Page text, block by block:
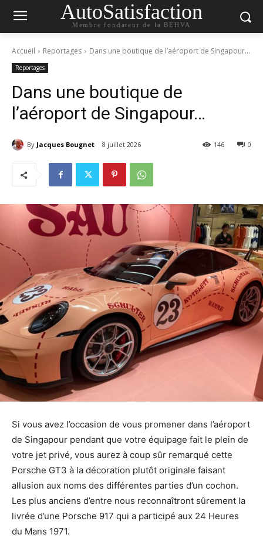
AutoSatisfaction
Membre fondateur de la BEHVA
Accueil Reportages Dans une boutique de l’aéroport de Singapour…
Reportages
Dans une boutique de
l’aéroport de Singapour…
By Jacques Bougnet 8 juillet 2026 0
146
Si vous avez l’occasion de vous promener dans l’aéroport
de Singapour pendant que votre équipage fait le plein de
votre jet privé, vous aurez à coup sûr remarqué cette
Porsche GT3 à la décoration plutôt originale faisant
allusion aux noms des différentes parties d’un cochon.
Les plus anciens d’entre nous reconnaîtront sûrement la
livrée d’une Porsche 917 qui a participé aux 24 Heures
du Mans 1971.